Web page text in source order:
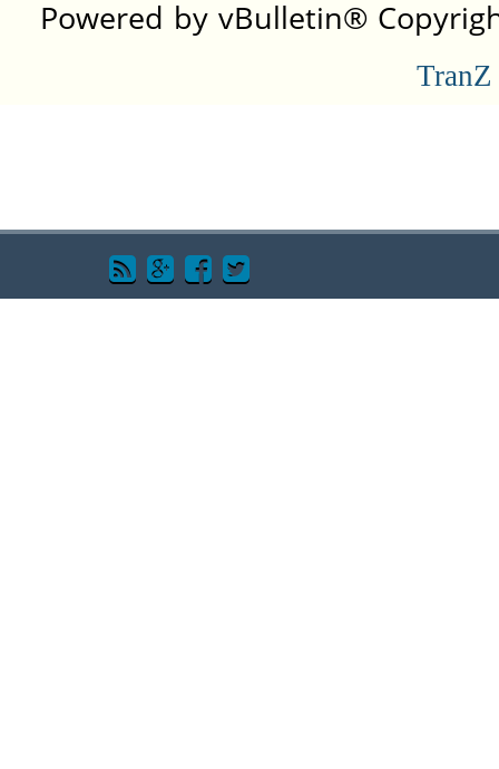
Powered by vBulletin®